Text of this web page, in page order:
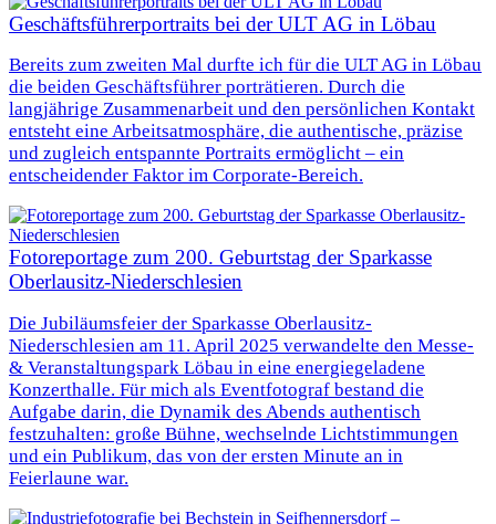
Geschäftsführerportraits bei der ULT AG in Löbau
Bereits zum zweiten Mal durfte ich für die ULT AG in Löbau
die beiden Geschäftsführer porträtieren. Durch die
langjährige Zusammenarbeit und den persönlichen Kontakt
entsteht eine Arbeitsatmosphäre, die authentische, präzise
und zugleich entspannte Portraits ermöglicht – ein
entscheidender Faktor im Corporate-Bereich.
Fotoreportage zum 200. Geburtstag der Sparkasse
Oberlausitz-Niederschlesien
Die Jubiläumsfeier der Sparkasse Oberlausitz-
Niederschlesien am 11. April 2025 verwandelte den Messe-
& Veranstaltungspark Löbau in eine energiegeladene
Konzerthalle. Für mich als Eventfotograf bestand die
Aufgabe darin, die Dynamik des Abends authentisch
festzuhalten: große Bühne, wechselnde Lichtstimmungen
und ein Publikum, das von der ersten Minute an in
Feierlaune war.